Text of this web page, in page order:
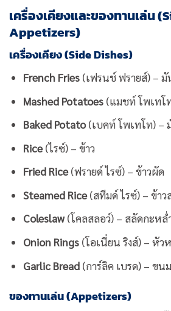
เครื่องเคียงและของทานเล่น
Appetizers)
เครื่องเคียง (Side Dishes)
French Fries(เฟรนช์ ฟรายส์) – มั
Mashed Potatoes(แมชท์ โพเทโ
Baked Potato(เบคท์ โพเทโท) –
Rice(ไรซ์) – ข้าว
Fried Rice(ฟรายด์ ไรซ์) – ข้าวผัด
Steamed Rice(สทีมด์ ไรซ์) – ข้าว
Coleslaw(โคลสลอว์) – สลัดกะหล่
Onion Rings(โอเนี่ยน ริงส์) – หัว
Garlic Bread(การ์ลิค เบรด) – ขน
ของทานเล่น (Appetizers)